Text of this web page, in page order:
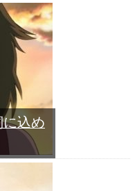
に込め